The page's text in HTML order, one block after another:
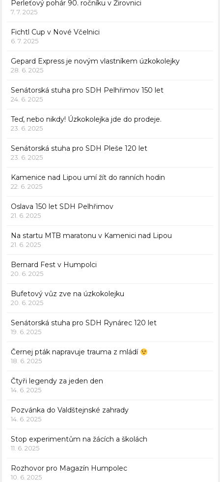
Perleťový pohár 90. ročníku v Žirovnici
7. 7. 2025
Fichtl Cup v Nové Včelnici
6. 7. 2025
Gepard Express je novým vlastníkem úzkokolejky
28. 6. 2025
Senátorská stuha pro SDH Pelhřimov 150 let
24. 6. 2025
Teď, nebo nikdy! Úzkokolejka jde do prodeje.
23. 6. 2025
Senátorská stuha pro SDH Pleše 120 let
23. 6. 2025
Kamenice nad Lipou umí žít do ranních hodin
22. 6. 2025
Oslava 150 let SDH Pelhřimov
21. 6. 2025
Na startu MTB maratonu v Kamenici nad Lipou
21. 6. 2025
Bernard Fest v Humpolci
20. 6. 2025
Bufetový vůz zve na úzkokolejku
20. 6. 2025
Senátorská stuha pro SDH Rynárec 120 let
19. 6. 2025
Černej pták napravuje trauma z mládí
18. 6. 2025
Čtyři legendy za jeden den
14. 6. 2025
Pozvánka do Valdštejnské zahrady
14. 6. 2025
Stop experimentům na žácích a školách
11. 6. 2025
Rozhovor pro Magazín Humpolec
10. 6. 2025